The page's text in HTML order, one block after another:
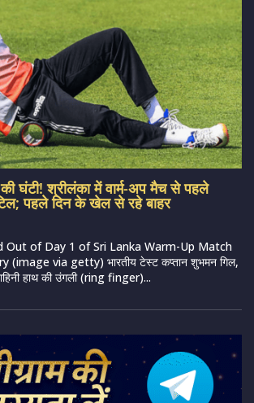
घंटी! श्रीलंका में वार्म-अप मैच से पहले
पहले दिन के खेल से रहे बाहर
Out of Day 1 of Sri Lanka Warm-Up Match
(image via getty) भारतीय टेस्ट कप्तान शुभमन गिल,
हाथ की उंगली (ring finger)...